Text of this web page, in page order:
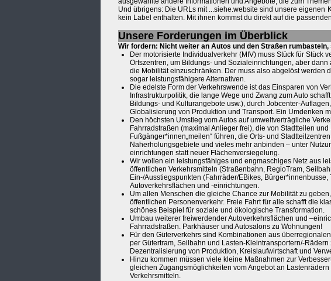
Und übrigens: Die URLs mit ...siehe.website sind unsere eigenen
kein Label enthalten. Mit ihnen kommst du direkt auf die
Unsere Forderungen im Überblick
Wir fordern: Nicht weiter an Autos und den Straßen
Der motorisierte Individualverkehr (MIV) muss Stück für Stück
Ortszentren, um Bildungs- und Sozialeinrichtungen, aber
die Mobilität einzuschränken. Der muss also abgelöst werden
sogar leistungsfähigere Alternativen.
Die edelste Form der Verkehrswende ist das Einsparen von
Infrastrukturpolitik, die lange Wege und Zwang zum Auto
Bildungs- und Kulturangebote usw.), durch Jobcenter-
Globalisierung von Produktion und Transport. Ein Umdenken
Den höchsten Umstieg vom Autos auf umweltverträgliche
Fahrradstraßen (maximal Anlieger frei), die von Stadtteilen
Fußgänger*innen„meilen“ führen, die Orts- und
Naherholungsgebiete und vieles mehr anbinden – unter
einrichtungen statt neuer Flächenversiegelung.
Wir wollen ein leistungsfähiges und engmaschiges Netz aus
öffentlichen Verkehrsmitteln (Straßenbahn, RegioTram,
Ein-/Ausstiegspunkten (Fahrräder/EBikes,
Autoverkehrsflächen und -einrichtungen.
Um allen Menschen die gleiche Chance zur Mobilität zu
öffentlichen Personenverkehr. Freie Fahrt für alle schafft die
schönes Beispiel für soziale und ökologische Transformation.
Umbau weiterer freiwerdender Autoverkehrsflächen und
Fahrradstraßen. Parkhäuser und Autosalons zu Wohnungen!
Für den Güterverkehrs sind Kombinationen aus
per Gütertram, Seilbahn und Lasten-Kleintransportern/-
Dezentralisierung von Produktion, Kreislaufwirtschaft und
Hinzu kommen müssen viele kleine Maßnahmen zur
gleichen Zugangsmöglichkeiten vom Angebot an
Verkehrsmitteln.